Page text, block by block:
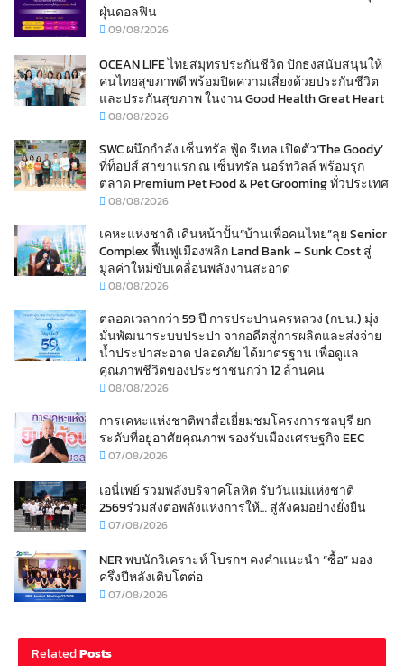
ฝุ่นดอลฟิน
09/08/2026
OCEAN LIFE ไทยสมุทรประกันชีวิต ปักธงสนับสนุนให้
คนไทยสุขภาพดี พร้อมปิดความเสี่ยงด้วยประกันชีวิต
และประกันสุขภาพ ในงาน Good Health Great Heart
08/08/2026
SWC ผนึกกำลัง เซ็นทรัล ฟู้ด รีเทล เปิดตัว‘The Goody’
ที่ท็อปส์ สาขาแรก ณ เซ็นทรัล นอร์ทวิลล์ พร้อมรุก
ตลาด Premium Pet Food & Pet Grooming ทั่วประเทศ
08/08/2026
เคหะแห่งชาติ เดินหน้าปั้น“บ้านเพื่อคนไทย”ลุย Senior
Complex ฟื้นฟูเมืองพลิก Land Bank – Sunk Cost สู่
มูลค่าใหม่ขับเคลื่อนพลังงานสะอาด
08/08/2026
ตลอดเวลากว่า 59 ปี การประปานครหลวง (กปน.) มุ่ง
มั่นพัฒนาระบบประปา จากอดีตสู่การผลิตและส่งจ่าย
น้ำประปาสะอาด ปลอดภัย ได้มาตรฐาน เพื่อดูแล
คุณภาพชีวิตของประชาชนกว่า 12 ล้านคน
08/08/2026
การเคหะแห่งชาติพาสื่อเยี่ยมชมโครงการชลบุรี ยก
ระดับที่อยู่อาศัยคุณภาพ รองรับเมืองเศรษฐกิจ EEC
07/08/2026
เอนี่เพย์ รวมพลังบริจาคโลหิต รับวันแม่แห่งชาติ
2569ร่วมส่งต่อพลังแห่งการให้… สู่สังคมอย่างยั่งยืน
07/08/2026
NER พบนักวิเคราะห์ โบรกฯ คงคำแนะนำ “ซื้อ” มอง
ครึ่งปีหลังเติบโตต่อ
07/08/2026
RelatedPosts